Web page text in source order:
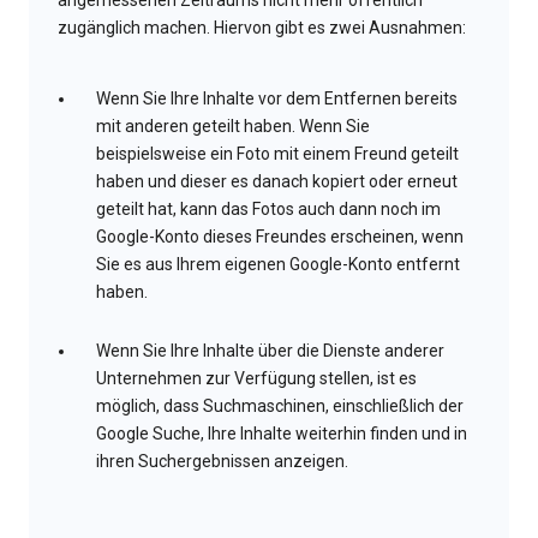
zugänglich machen. Hiervon gibt es zwei Ausnahmen:
Wenn Sie Ihre Inhalte vor dem Entfernen bereits
mit anderen geteilt haben. Wenn Sie
beispielsweise ein Foto mit einem Freund geteilt
haben und dieser es danach kopiert oder erneut
geteilt hat, kann das Fotos auch dann noch im
Google-Konto dieses Freundes erscheinen, wenn
Sie es aus Ihrem eigenen Google-Konto entfernt
haben.
Wenn Sie Ihre Inhalte über die Dienste anderer
Unternehmen zur Verfügung stellen, ist es
möglich, dass Suchmaschinen, einschließlich der
Google Suche, Ihre Inhalte weiterhin finden und in
ihren Suchergebnissen anzeigen.